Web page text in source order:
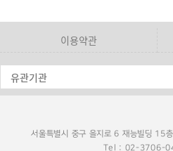
이용약관
서울특별시 중구 을지로 6 재능빌딩 15
Tel : 02-3706-